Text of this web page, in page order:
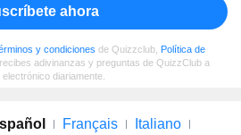
ahora
y condiciones de Quizzclub,
Política de
adivinanzas y preguntas de QuizzClub a
diariamente.
Français
Italiano